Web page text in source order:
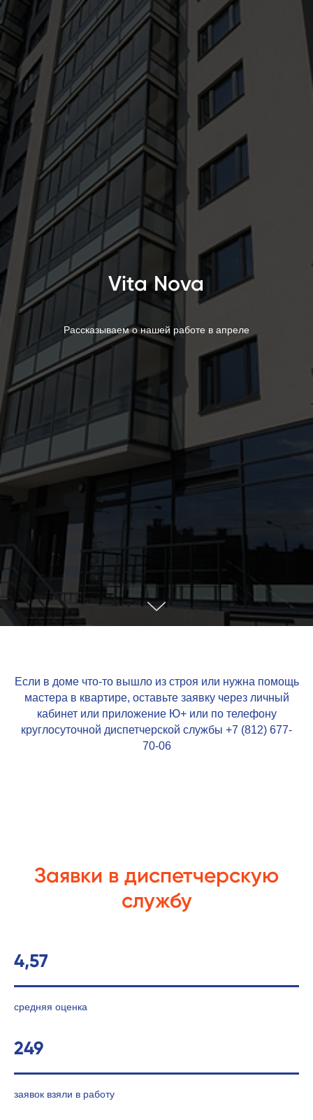
Vita Nova
Рассказываем о нашей работе в апреле
Если в доме что-то вышло из строя или нужна помощь
мастера в квартире, оставьте заявку через личный
кабинет или приложение Ю+ или по телефону
круглосуточной диспетчерской службы +7 (812) 677-
70-06
Заявки в диспетчерскую
службу
4,57
средняя оценка
249
заявок взяли в работу